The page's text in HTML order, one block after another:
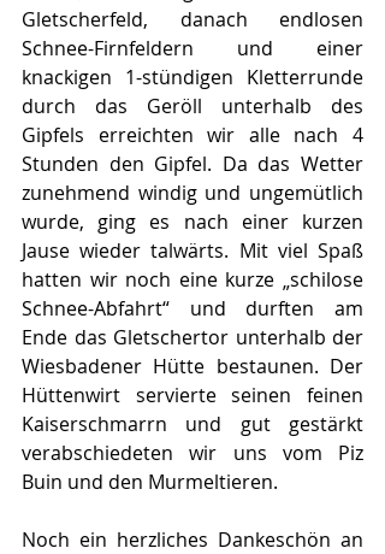
Gletscherfeld, danach endlosen
Schnee-Firnfeldern und einer
knackigen 1-stündigen Kletterrunde
durch das Geröll unterhalb des
Gipfels erreichten wir alle nach 4
Stunden den Gipfel. Da das Wetter
zunehmend windig und ungemütlich
wurde, ging es nach einer kurzen
Jause wieder talwärts. Mit viel Spaß
hatten wir noch eine kurze „schilose
Schnee-Abfahrt“ und durften am
Ende das Gletschertor unterhalb der
Wiesbadener Hütte bestaunen. Der
Hüttenwirt servierte seinen feinen
Kaiserschmarrn und gut gestärkt
verabschiedeten wir uns vom Piz
Buin und den Murmeltieren.
Noch ein herzliches Dankeschön an